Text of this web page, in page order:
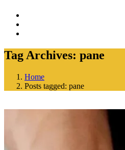
Tag Archives: pane
Home
Posts tagged: pane